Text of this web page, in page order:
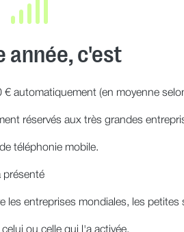
année, c'est
automatiquement (en moyenne
réservés aux très grandes
téléphonie mobile.
présenté
entreprises mondiales, les petites
ou celle qui l'a activée.